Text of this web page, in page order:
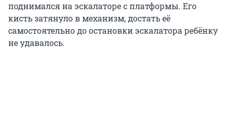
поднимался на эскалаторе с платформы. Его
кисть затянуло в механизм, достать её
самостоятельно до остановки эскалатора ребёнку
не удавалось.